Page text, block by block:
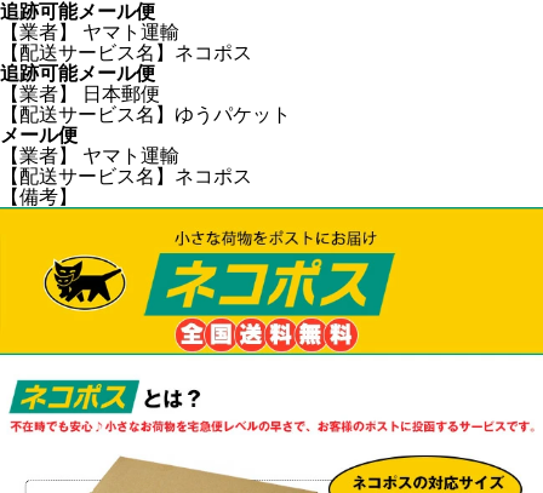
追跡可能メール便
【業者】 ヤマト運輸
【配送サービス名】ネコポス
追跡可能メール便
【業者】 日本郵便
【配送サービス名】ゆうパケット
メール便
【業者】 ヤマト運輸
【配送サービス名】ネコポス
【備考】